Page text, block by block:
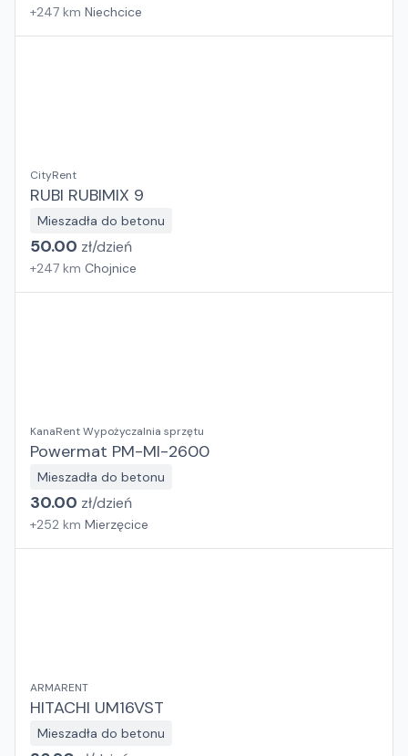
+247 km Niechcice
CityRent
RUBI RUBIMIX 9
Mieszadła do betonu
50.00 zł/dzień
+247 km Chojnice
KanaRent Wypożyczalnia sprzętu
Powermat PM-MI-2600
Mieszadła do betonu
30.00 zł/dzień
+252 km Mierzęcice
ARMARENT
HITACHI UM16VST
Mieszadła do betonu